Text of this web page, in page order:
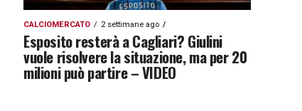
CALCIOMERCATO 2 settimane ago
Esposito resterà a Cagliari? Giulini
vuole risolvere la situazione, ma per 20
milioni può partire – VIDEO